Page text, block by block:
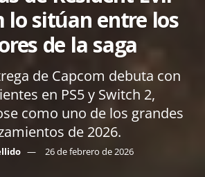
lo sitúan entre los
de la saga
de Capcom debuta con
en PS5 y Switch 2,
como uno de los grandes
de 2026.
26 de febrero de 2026